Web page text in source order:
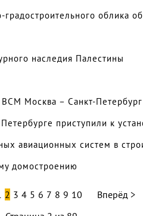
облика
наследия Палестины
Москва – Санкт-Петербург
приступили к
авиационных систем в
домостроению
2 3 4 5 6 7 8 9 10 Вперёд